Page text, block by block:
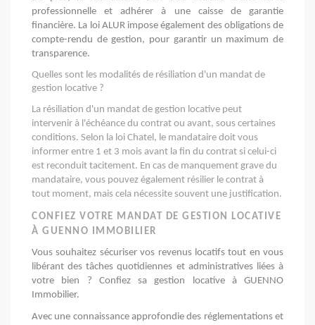
professionnelle et adhérer à une caisse de garantie
financière. La loi ALUR impose également des obligations de
compte-rendu de gestion, pour garantir un maximum de
transparence.
Quelles sont les modalités de résiliation d'un mandat de
gestion locative ?
La résiliation d'un mandat de gestion locative peut
intervenir à l'échéance du contrat ou avant, sous certaines
conditions. Selon la loi Chatel, le mandataire doit vous
informer entre 1 et 3 mois avant la fin du contrat si celui-ci
est reconduit tacitement. En cas de manquement grave du
mandataire, vous pouvez également résilier le contrat à
tout moment, mais cela nécessite souvent une justification.
CONFIEZ VOTRE MANDAT DE GESTION LOCATIVE
À GUENNO IMMOBILIER
Vous souhaitez sécuriser vos revenus locatifs tout en vous
libérant des tâches quotidiennes et administratives liées à
votre bien ? Confiez sa gestion locative à
Immobilier.
Avec une connaissance approfondie des réglementations et